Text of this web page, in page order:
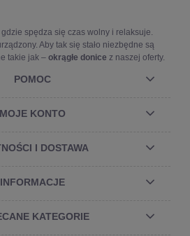
spędza się czas wolny i relaksuje.
Aby tak się stało niezbędne są
takie jak – okrągłe donice z naszej oferty.
POMOC
MOJE KONTO
I DOSTAWA
INFORMACJE
KATEGORIE